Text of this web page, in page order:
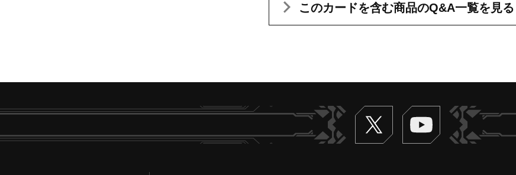
このカードを含む商品のQ&A一覧を見る
Twitter ヴァンガードch